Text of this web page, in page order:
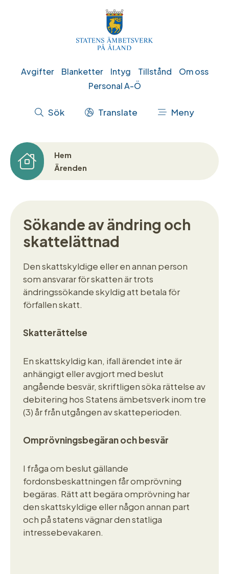
Genvägar
Avgifter Blanketter Intyg Tillstånd
Om oss
Personal A-Ö
Åtgärdsmeny
Sök Translate Meny
Länkstig
Hem
Ärenden
Sökande av ändring och
skattelättnad
Den skattskyldige eller en annan person
som ansvarar för skatten är trots
ändringssökande skyldig att betala för
förfallen skatt.
Skatterättelse
En skattskyldig kan, ifall ärendet inte är
anhängigt eller avgjort med beslut
angående besvär, skriftligen söka rättelse av
debitering hos Statens ämbetsverk inom tre
(3) år från utgången av skatteperioden.
Omprövningsbegäran och besvär
I fråga om beslut gällande
fordonsbeskattningen får omprövning
begäras. Rätt att begära omprövning har
den skattskyldige eller någon annan part
och på statens vägnar den statliga
intressebevakaren.